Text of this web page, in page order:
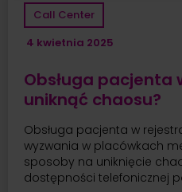
Call Center
4 kwietnia 2025
Obsługa pacjenta
uniknąć chaosu?
Obsługa pacjenta w
wyzwania w placówkach
sposoby na uniknięcie
dostępności telefonicznej